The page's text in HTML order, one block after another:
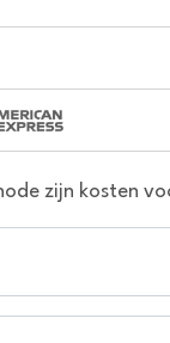
zijn kosten